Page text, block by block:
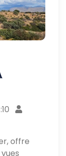
offre